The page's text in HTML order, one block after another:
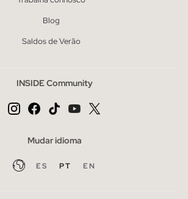
Blog
Saldos de Verão
INSIDE Community
Mudar idioma
ES PT EN